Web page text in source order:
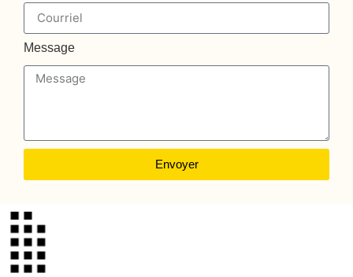
Message
Envoyer